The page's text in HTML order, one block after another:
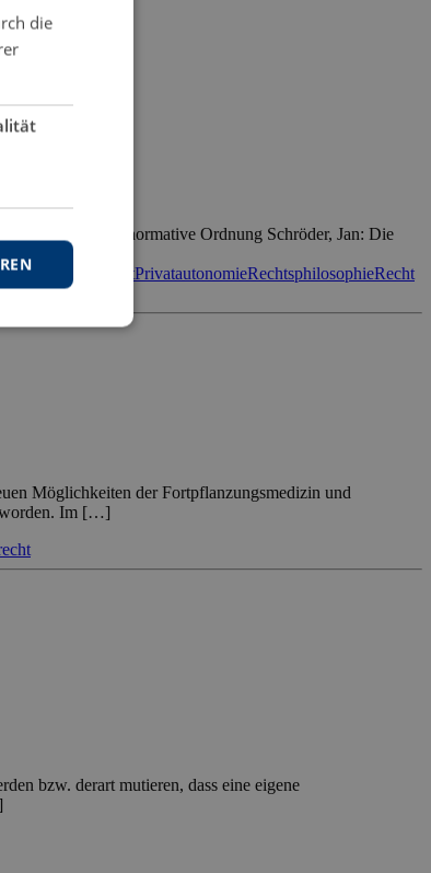
und normative Ordnung Schröder, Jan: Die
NaturrechtPrivatautonomieRechtsphilosophieRecht
Möglichkeiten der Fortpflanzungsmedizin und
Im […]
bzw. derart mutieren, dass eine eigene
die